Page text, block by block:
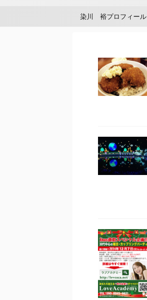
染川 裕プロフィール